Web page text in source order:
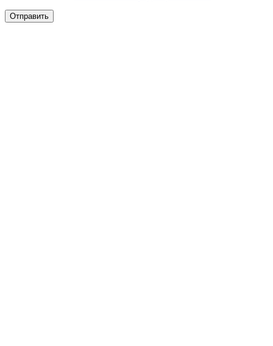
Отправить